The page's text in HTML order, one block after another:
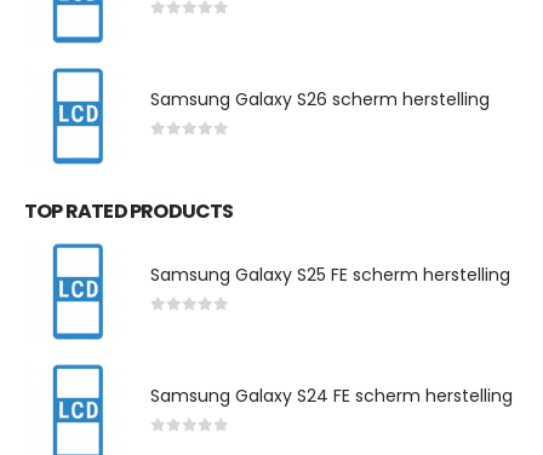
Samsung Galaxy S26 scherm herstelling
TOP RATED PRODUCTS
Samsung Galaxy S25 FE scherm herstelling
Samsung Galaxy S24 FE scherm herstelling